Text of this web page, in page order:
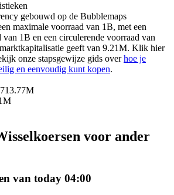
traders
gebouwd op de Bubblemaps
maximale voorraad van 1B, met een
1B en een circulerende voorraad van
geeft van 9.21M. Klik hier
onze stapsgewijze gids overhoe je
en eenvoudig kunt kopen.
713.77M
voor ander
van today 04:00